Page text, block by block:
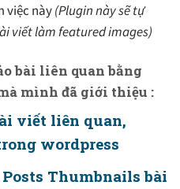
việc này(Plugin này sẽ tự
viết làm featured images)
bài liên quan bằng
mình đã giới thiệu :
viết liên quan,
wordpress
Thumbnails bài